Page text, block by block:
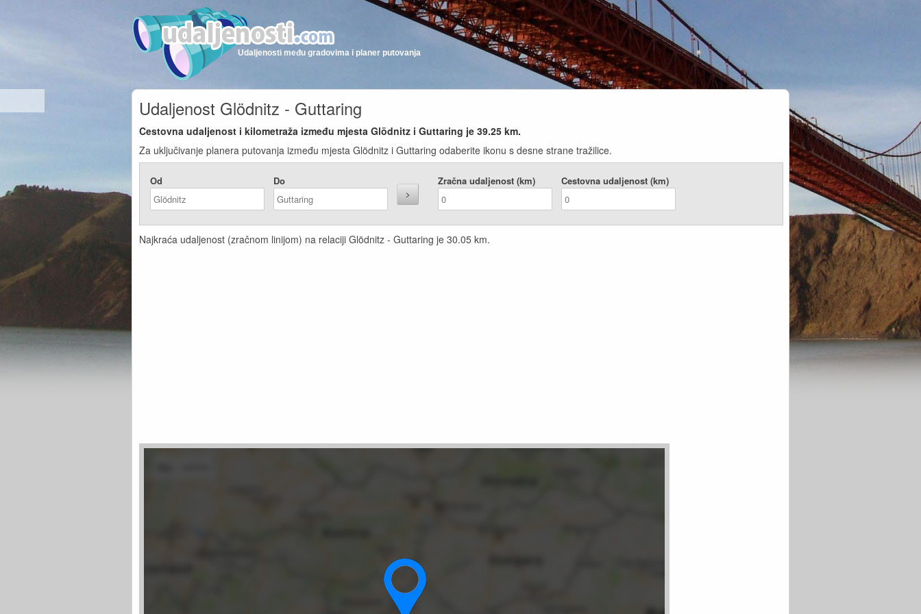
Udaljenosti među gradovima i planer putovanja
Udaljenost Glödnitz - Guttaring
Cestovna udaljenost i kilometraža između mjesta Glödnitz i Guttaring je 39.25 km.
Za uključivanje planera putovanja između mjesta Glödnitz i Guttaring odaberite ikonu s desne strane tražilice.
Od Do Zračna udaljenost (km) Cestovna udaljenost (km)
Najkraća udaljenost (zračnom linijom) na relaciji Glödnitz - Guttaring je 30.05 km.